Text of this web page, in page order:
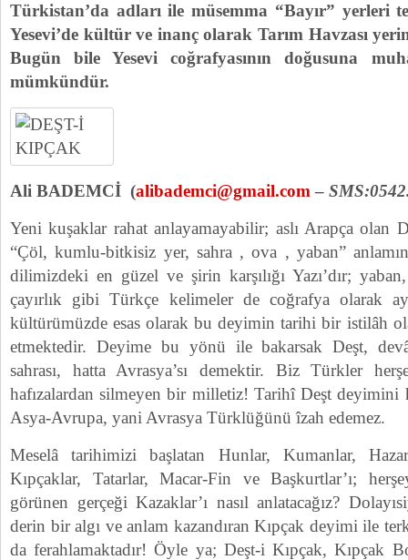
Türkistan’da adları ile müsemma “Bayır” yerleri
Yesevi’de kültür ve inanç olarak Tarım Havzası
Bugün bile Yesevi coğrafyasının doğusuna
mümkündür.
Ali BADEMCİ (alibademci@gmail.com –
Yeni kuşaklar rahat anlayamayabilir; aslı Arapça olan
“Çöl, kumlu-bitkisiz yer, sahra , ova , yaban”
dilimizdeki en güzel ve şirin karşılığı Yazı’dır;
çayırlık gibi Türkçe kelimeler de coğrafya olarak
kültürümüzde esas olarak bu deyimin tarihi bir istilâh
etmektedir. Deyime bu yönü ile bakarsak Deşt,
sahrası, hatta Avrasya’sı demektir. Biz Türkler
hafızalardan silmeyen bir milletiz! Tarihî Deşt deyimini
Asya-Avrupa, yani Avrasya Türklüğünü îzah edemez.
Meselâ tarihimizi başlatan Hunlar, Kumanlar,
Kıpçaklar, Tatarlar, Macar-Fin ve Başkurtlar’ı;
görünen gerçeği Kazaklar’ı nasıl anlatacağız?
derin bir algı ve anlam kazandıran Kıpçak deyimi ile
da ferahlamaktadır! Öyle ya; Deşt-i Kıpçak, Kıpçak